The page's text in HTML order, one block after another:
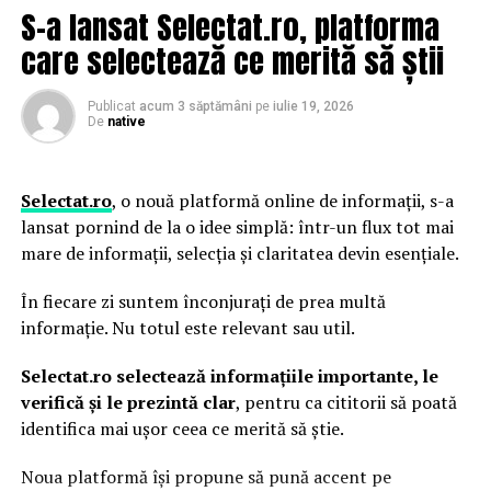
poveste. Peste ani inca vei fi in amintirea nuntasilor
tai!
ARTICOLE PE ACEIASI TEMA:
URMATORUL
„Macelul” de la varful M.A.I din razboiul
pe bani si „mafia gunoaielor” din Prahova (II)/PROMO-
29.03.2021 – Ziarul Incisiv de Prahova
Nicu Marcu, Professore și Dottore/Tranziția dinspre
frauda academică spre fraudă financiară, din fonduri
europene – Ziarul Incisiv de Prahova
ingrediente lemnoase moderne, care adaugă profunzime
fără a încărca parfumul.
În același timp, parfumurile inspirate de vacanțe și
destinații exotice câștigă tot mai mult teren.
Ingrediente precum smochina, laptele de cocos sau
confortabile, perfecte pentru serile de vară.
De ce parfumul miroase diferit vara?
Căldura intensifică evaporarea parfumului și poate
modifica felul în care acesta este perceput. De aceea,
aceeași creație poate avea un miros diferit iarna față de
vară.
Parfumurile echilibrate, construite pe contraste între
prospețime și note de bază persistente, tind să evolueze
mai armonios pe piele în sezonul cald.
S-a lansat Selectat.ro, platforma
care selectează ce merită să știi
Publicat acum 3 săptămâni pe iulie 19, 2026
De native
Selectat.ro, o nouă platformă online de informații, s-a
lansat pornind de la o idee simplă: într-un flux tot mai
mare de informații, selecția și claritatea devin esențiale.
În fiecare zi suntem înconjurați de prea multă
informație. Nu totul este relevant sau util.
Selectat.ro selectează informațiile importante, le
verifică și le prezintă clar, pentru ca cititorii să poată
identifica mai ușor ceea ce merită să știe.
Noua platformă își propune să pună accent pe